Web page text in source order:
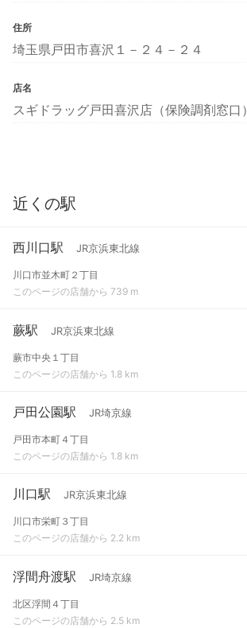
住所
埼玉県戸田市喜沢１－２４－２４
店名
スギドラッグ戸田喜沢店（保険調剤窓口）
近くの駅
西川口駅 JR京浜東北線
川口市並木町２丁目
このページの店舗から 739 m
蕨駅 JR京浜東北線
蕨市中央１丁目
このページの店舗から 1.8 km
戸田公園駅 JR埼京線
戸田市本町４丁目
このページの店舗から 1.8 km
川口駅 JR京浜東北線
川口市栄町３丁目
このページの店舗から 2.2 km
浮間舟渡駅 JR埼京線
北区浮間４丁目
このページの店舗から 2.5 km